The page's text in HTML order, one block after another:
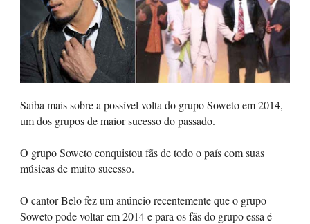
Saiba mais sobre a possível volta do grupo Soweto em 2014,
um dos grupos de maior sucesso do passado.
O grupo Soweto conquistou fãs de todo o país com suas
músicas de muito sucesso.
O cantor Belo fez um anúncio recentemente que o grupo
Soweto pode voltar em 2014 e para os fãs do grupo essa é